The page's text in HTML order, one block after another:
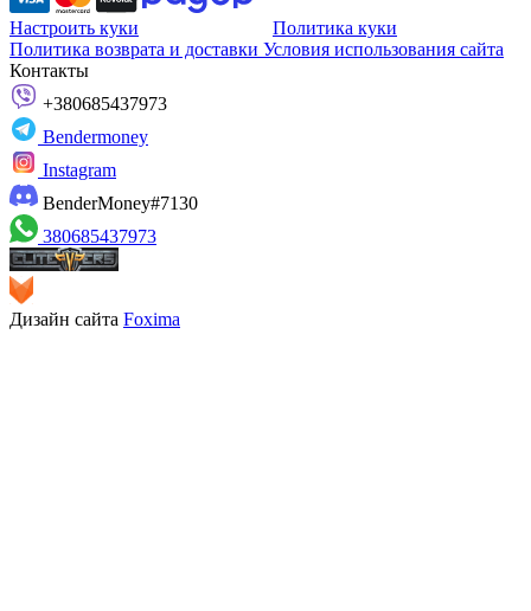
Настроить куки
Политика куки
Политика возврата и доставки Условия использования сайта
Контакты
+380685437973
Bendermoney
Instagram
BenderMoney#7130
380685437973
Дизайн сайта Foxima